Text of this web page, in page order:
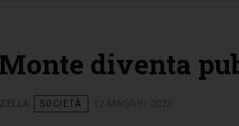
diventa
SOCIETÀ